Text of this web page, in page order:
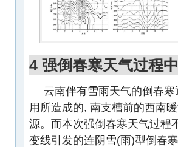
4 强倒春寒天气过程
云南伴有雪雨天气的倒春
用所造成的, 南支槽前的西南
源。而本次强倒春寒天气过程
变线引发的连阴雪(雨)型倒春